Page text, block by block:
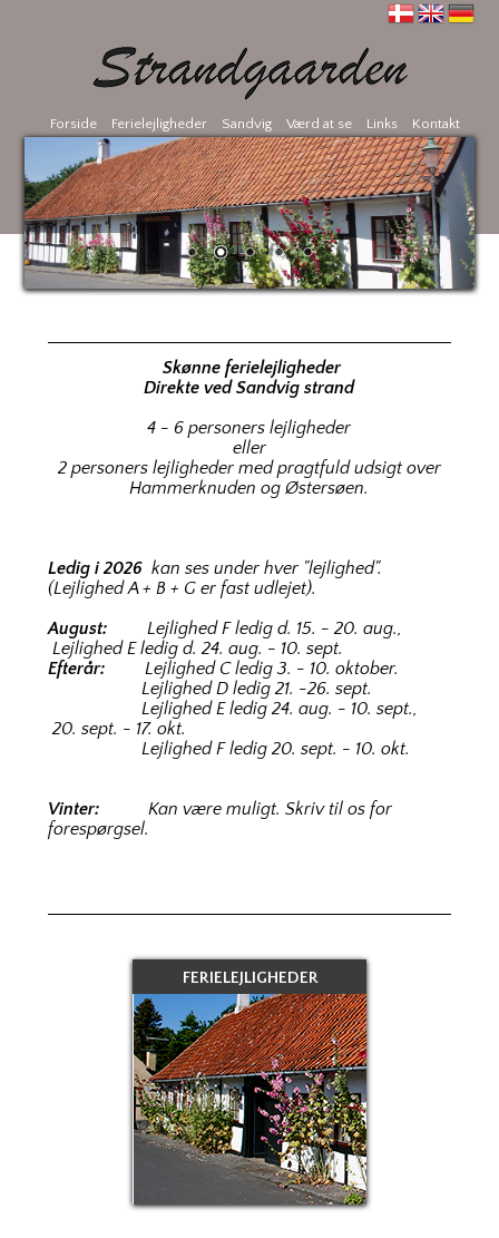
Forside Ferielejligheder Sandvig Værd at se Links Kontakt
Skønne ferielejligheder
Direkte ved Sandvig strand
4 - 6 personers lejligheder
eller
2 personers lejligheder med pragtfuld udsigt over
Hammerknuden og Østersøen.
Ledig i 2026 kan ses under hver "lejlighed".
(Lejlighed A + B + G er fast udlejet).
August: Lejlighed F ledig d. 15. - 20. aug.,
Lejlighed E ledig d. 24. aug. - 10. sept.
Efterår: Lejlighed C ledig 3. - 10. oktober.
Lejlighed D ledig 21. -26. sept.
Lejlighed E ledig 24. aug. - 10. sept.,
20. sept. - 17. okt.
Lejlighed F ledig 20. sept. - 10. okt.
Vinter: Kan være muligt. Skriv til os for
forespørgsel.
FERIELEJLIGHEDER